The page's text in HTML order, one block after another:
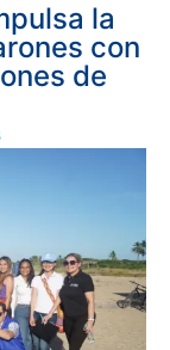
la
con
de